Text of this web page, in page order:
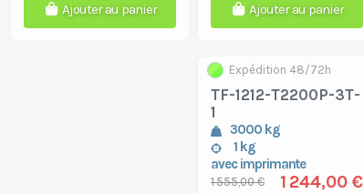
Ajouter au panier Ajouter au panier
TF-1212-T2200P-3T-
1
3000 kg
1 kg
avec imprimante
Expédition 48/72h
1 555,00 € 1 244,00 €